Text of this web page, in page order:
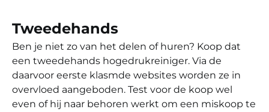
Tweedehands
Ben je niet zo van het delen of huren? Koop dat
een tweedehands hogedrukreiniger. Via de
daarvoor eerste klasmde websites worden ze in
overvloed aangeboden. Test voor de koop wel
even of hij naar behoren werkt om een miskoop te